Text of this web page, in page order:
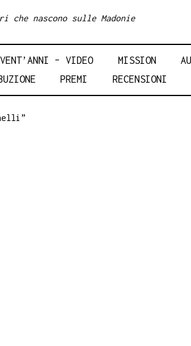
che nascono sulle Madonie
– VIDEO MISSION
PREMI RECENSIONI